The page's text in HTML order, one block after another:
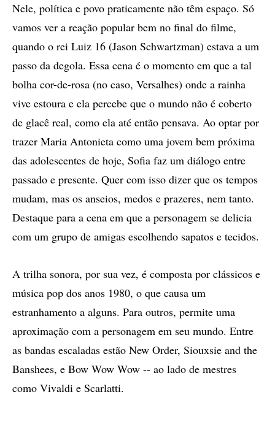
Nele, política e povo praticamente não têm espaço. Só
vamos ver a reação popular bem no final do filme,
quando o rei Luiz 16 (Jason Schwartzman) estava a um
passo da degola. Essa cena é o momento em que a tal
bolha cor-de-rosa (no caso, Versalhes) onde a rainha
vive estoura e ela percebe que o mundo não é coberto
de glacê real, como ela até então pensava. Ao optar por
trazer Maria Antonieta como uma jovem bem próxima
das adolescentes de hoje, Sofia faz um diálogo entre
passado e presente. Quer com isso dizer que os tempos
mudam, mas os anseios, medos e prazeres, nem tanto.
Destaque para a cena em que a personagem se delicia
com um grupo de amigas escolhendo sapatos e tecidos.
A trilha sonora, por sua vez, é composta por clássicos e
música pop dos anos 1980, o que causa um
estranhamento a alguns. Para outros, permite uma
aproximação com a personagem em seu mundo. Entre
as bandas escaladas estão New Order, Siouxsie and the
Banshees, e Bow Wow Wow -- ao lado de mestres
como Vivaldi e Scarlatti.